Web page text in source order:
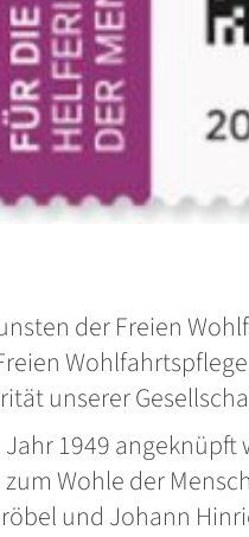
der Freien
unserer
1949 angeknüpft
Wohle der
und Johann